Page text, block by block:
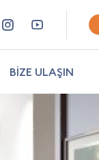
BİZE ULAŞIN